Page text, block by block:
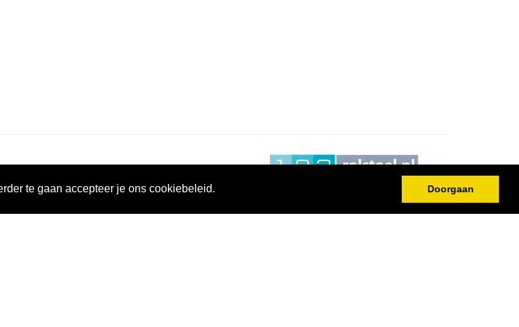
te gaan accepteer je ons cookiebeleid. Doorgaan
Algemeen
Mijn Account
Zakelijke oplossingen